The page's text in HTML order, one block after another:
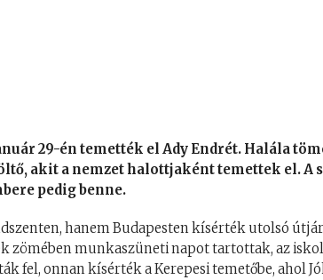
29-én temették el Ady Endrét. Halála
akit a nemzet halottjaként temettek el. A
pedig benne.
hanem Budapesten kísérték utolsó
zömében munkaszüneti napot tartottak, az
fel, onnan kísérték a Kerepesi temetőbe, ahol